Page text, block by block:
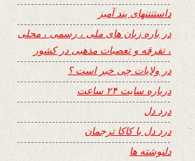
داستنتنهای پند آمیز
در باره زبان های ملی ، رسمی ، محلی
، تفرقه و تعصبات مذهبی در کشور
در ولایات چی خبر است ؟
درباره سایت ۲۴ ساعت
درد دل
درد دل با کاکا ترجمان
دلنوشته ها